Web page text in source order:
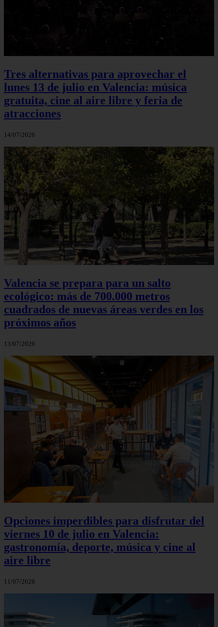
Tres alternativas para aprovechar el
lunes 13 de julio en Valencia: música
gratuita, cine al aire libre y feria de
atracciones
14/07/2026
Valencia se prepara para un salto
ecológico: más de 700.000 metros
cuadrados de nuevas áreas verdes en los
próximos años
13/07/2026
Opciones imperdibles para disfrutar del
viernes 10 de julio en Valencia:
gastronomía, deporte, música y cine al
aire libre
11/07/2026